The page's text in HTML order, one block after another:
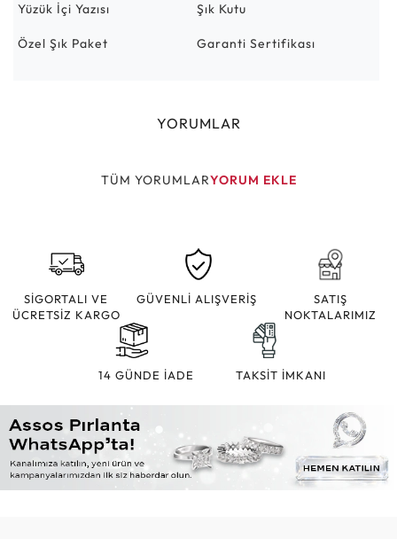
Yüzük İçi Yazısı Şık Kutu
Özel Şık Paket Garanti Sertifikası
YORUMLAR
TÜM YORUMLARYORUM EKLE
SİGORTALI VE
ÜCRETSİZ KARGO
GÜVENLİ ALIŞVERİŞ
SATIŞ
NOKTALARIMIZ
14 GÜNDE İADE TAKSİT İMKANI